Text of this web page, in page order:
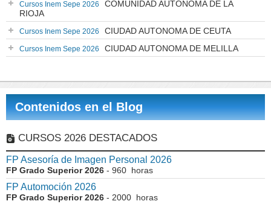
Cursos Inem Sepe 2026
COMUNIDAD AUTÓNOMA DE LA
RIOJA
Cursos Inem Sepe 2026 CIUDAD AUTONOMA DE CEUTA
Cursos Inem Sepe 2026 CIUDAD AUTONOMA DE MELILLA
Contenidos en el Blog
CURSOS 2026 DESTACADOS
FP Asesoría de Imagen Personal 2026
FP Grado Superior 2026 - 960 horas
FP Automoción 2026
FP Grado Superior 2026 - 2000 horas